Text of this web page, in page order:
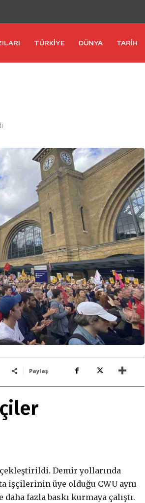
TÜRKİYE DÜNYA TARİH
Paylaş
Demir yollarında
işçilerinin üye olduğu CWU aynı
fazla baskı kurmaya çalıştı.